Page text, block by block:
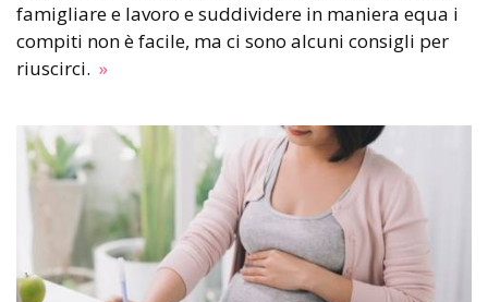
famigliare e lavoro e suddividere in maniera equa i
compiti non è facile, ma ci sono alcuni consigli per
riuscirci. »